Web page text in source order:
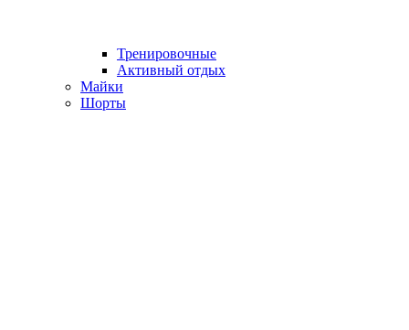
Тренировочные
Активный отдых
Майки
Шорты